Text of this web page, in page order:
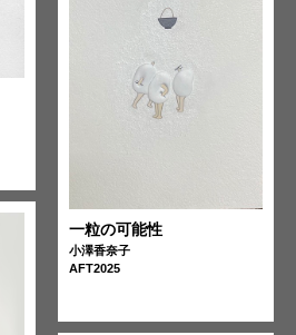
一粒の可能性
小澤香奈子
AFT2025